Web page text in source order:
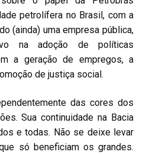
petrolífera no Brasil, com a
(ainda) uma empresa pública,
na adoção de políticas
a geração de empregos, a
de justiça social.
das cores dos
Sua continuidade na Bacia
e todas. Não se deixe levar
só beneficiam os grandes.